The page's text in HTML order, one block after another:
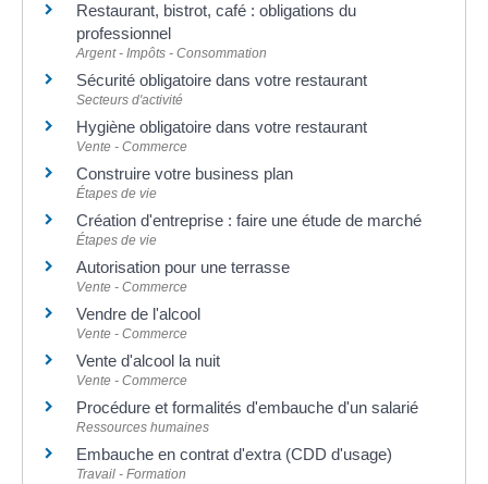
Restaurant, bistrot, café : obligations du
professionnel
Argent - Impôts - Consommation
Sécurité obligatoire dans votre restaurant
Secteurs d'activité
Hygiène obligatoire dans votre restaurant
Vente - Commerce
Construire votre business plan
Étapes de vie
Création d'entreprise : faire une étude de marché
Étapes de vie
Autorisation pour une terrasse
Vente - Commerce
Vendre de l'alcool
Vente - Commerce
Vente d'alcool la nuit
Vente - Commerce
Procédure et formalités d'embauche d'un salarié
Ressources humaines
Embauche en contrat d'extra (CDD d'usage)
Travail - Formation